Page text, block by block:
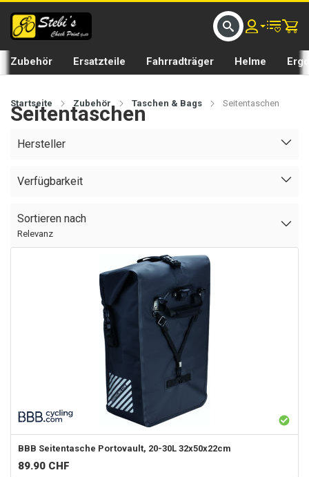
Zubehör Ersatzteile Fahrradträger Helme
Startseite Zubehör Taschen & Bags Seitentaschen
Seitentaschen
Hersteller
Verfügbarkeit
Sortieren nach
Relevanz
BBB Seitentasche Portovault, 20-30L 32x50x22cm
89.90 CHF